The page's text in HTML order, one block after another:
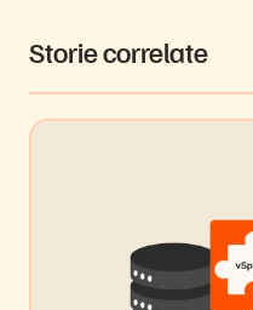
Storie correlate